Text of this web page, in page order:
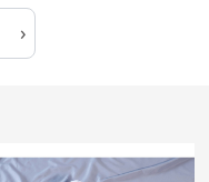
›